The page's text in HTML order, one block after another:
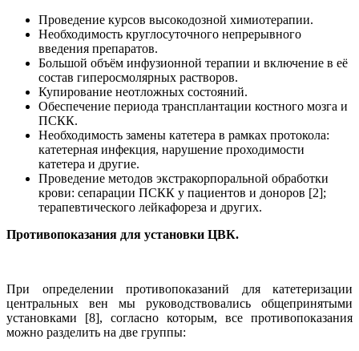
Проведение курсов высокодозной химиотерапии.
Необходимость круглосуточного непрерывного
введения препаратов.
Большой объём инфузионной терапии и включение в её
состав гиперосмолярных растворов.
Купирование неотложных состояний.
Обеспечение периода трансплантации костного мозга и
ПСКК.
Необходимость замены катетера в рамках протокола:
катетерная инфекция, нарушение проходимости
катетера и другие.
Проведение методов экстракорпоральной обработки
крови: сепарации ПСКК у пациентов и доноров [2];
терапевтического лейкафореза и других.
Противопоказания для установки ЦВК.
При определении противопоказаний для катетеризации
центральных вен мы руководствовались общепринятыми
установками [8], согласно которым, все противопоказания
можно разделить на две группы: